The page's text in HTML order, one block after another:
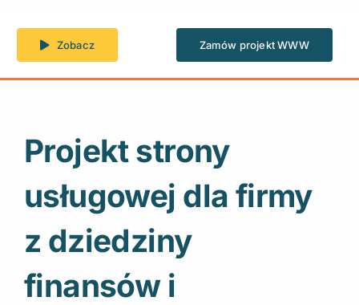
Zobacz Zamów projekt WWW
Projekt strony
usługowej dla firmy
z dziedziny
finansów i